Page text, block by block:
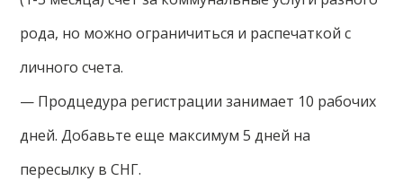
рода, но можно ограничиться и распечаткой с
личного счета.
— Продцедура регистрации занимает 10 рабочих
дней. Добавьте еще максимум 5 дней на
пересылку в СНГ.